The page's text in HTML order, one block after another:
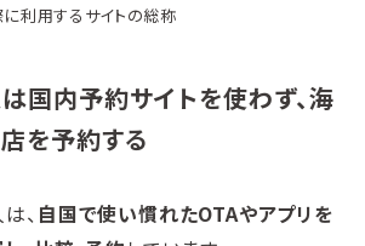
利用するサイトの総称
国内予約サイトを使わず、海
を予約する
、 自国で使い慣れたOTAやアプリを